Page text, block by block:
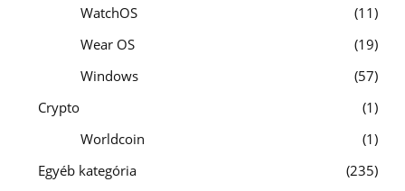
WatchOS
11
Wear OS
19
Windows
57
Crypto
1
Worldcoin
1
Egyéb kategória
235